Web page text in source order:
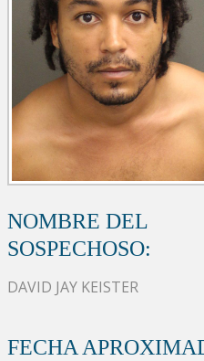
NOMBRE DEL
SOSPECHOSO:
DAVID JAY KEISTER
FECHA